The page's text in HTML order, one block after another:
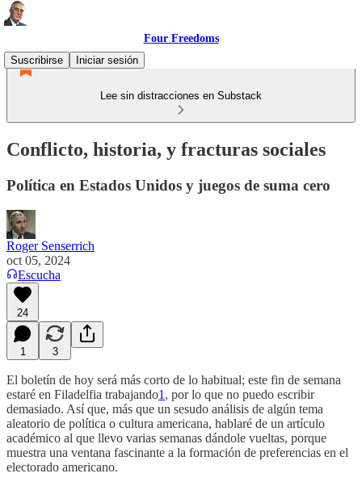
Four Freedoms
Suscribirse
Iniciar sesión
Lee sin distracciones en Substack
Conflicto, historia, y fracturas sociales
Política en Estados Unidos y juegos de suma cero
Roger Senserrich
oct 05, 2024
Escucha
24
1 3
El boletín de hoy será más corto de lo habitual; este fin de semana
estaré en Filadelfia trabajando1 , por lo que no puedo escribir
demasiado. Así que, más que un sesudo análisis de algún tema
aleatorio de política o cultura americana, hablaré de un artículo
académico al que llevo varias semanas dándole vueltas, porque
muestra una ventana fascinante a la formación de preferencias en el
electorado americano.